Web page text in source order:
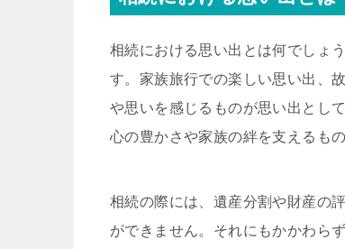
相続における思い出とは何でしょ
す。家族旅行での楽しい思い出、
や思いを感じるものが思い出とし
心の豊かさや家族の絆を支えるもの
相続の際には、遺産分割や財産の
ができません。それにもかかわら